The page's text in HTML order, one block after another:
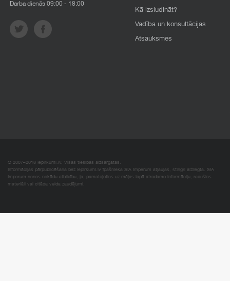
Darba dienās 09:00 - 18:00
Kā izsludināt?
Vadība un konsultācijas
Atsauksmes
© 2007–2018 Iepirkumi.lv. Visas tiesības aizsargātas.
Informācijas pārpublicēšana bez iepirkumi.lv īpašnieka SIA Imperum atļaujas, stingri aizliegta. SIA
Imperum nenes nekādu atbildību, ja, pamatojoties uz mājas lapā atrodamo informāciju, radušies
materiāli vai citāda veida zaudējumi.